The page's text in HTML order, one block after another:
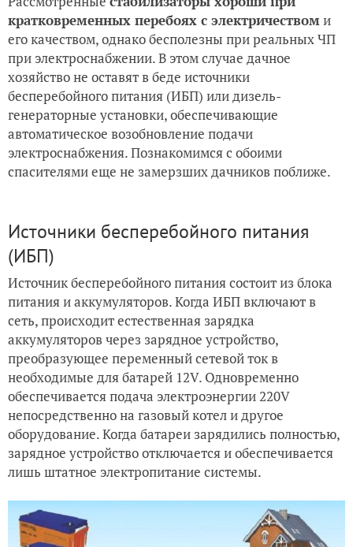
кратковременных перебоях с электричествоми
его качеством, однако бесполезны при реальных ЧП
при электроснабжении. В этом случае дачное
хозяйство не оставят в беде источники
бесперебойного питания (ИБП) или дизель-
генераторные установки, обеспечивающие
автоматическое возобновление подачи
электроснабжения. Познакомимся с обоими
спасителями еще не замерзших дачников поближе.
Источники бесперебойного питания
(ИБП)
Источник бесперебойного питания состоит из блока
питания и аккумуляторов. Когда ИБП включают в
сеть, происходит естественная зарядка
аккумуляторов через зарядное устройство,
преобразующее переменный сетевой ток в
необходимые для батарей 12V. Одновременно
обеспечивается подача электроэнергии 220V
непосредственно на газовый котел и другое
оборудование. Когда батареи зарядились полностью,
зарядное устройство отключается и обеспечивается
лишь штатное электропитание системы.